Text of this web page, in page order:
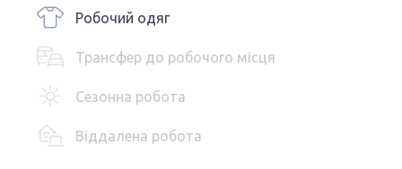
Робочий одяг
Трансфер до робочого місця
Сезонна робота
Віддалена робота